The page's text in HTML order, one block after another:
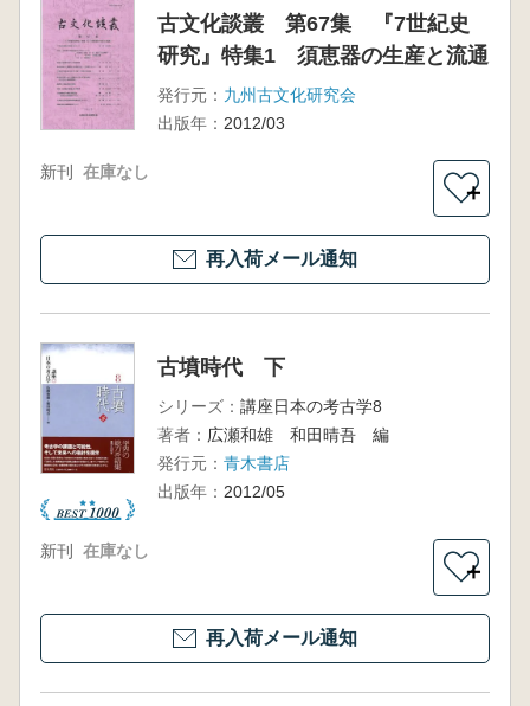
古文化談叢 第67集 『7世紀史
研究』特集1 須恵器の生産と流通
発行元： 九州古文化研究会
出版年： 2012/03
新刊 在庫なし
＋
再入荷メール通知
古墳時代 下
シリーズ： 講座日本の考古学8
著者： 広瀬和雄 和田晴吾 編
発行元： 青木書店
出版年： 2012/05
新刊 在庫なし
＋
再入荷メール通知